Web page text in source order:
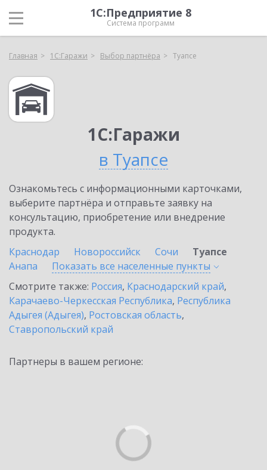
1С:Предприятие 8
Система программ
Главная 1С:Гаражи Выбор партнёра Туапсе
1С:Гаражи
в Туапсе
Ознакомьтесь с информационными карточками,
выберите партнёра и отправьте заявку на
консультацию, приобретение или внедрение
продукта.
Краснодар
Новороссийск Сочи
Туапсе
Анапа
Показать все населенные пункты
Смотрите также: Россия, Краснодарский край,
Карачаево-Черкесская Республика, Республика
Адыгея (Адыгея), Ростовская область,
Ставропольский край
Партнеры в вашем регионе: